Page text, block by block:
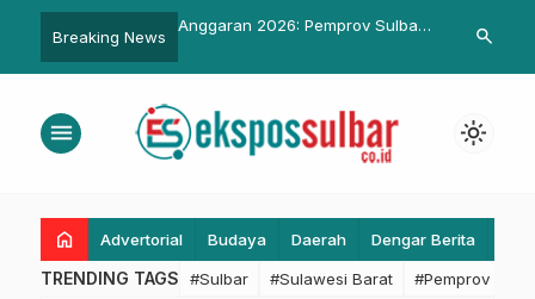
Breaking News
Pembangunan
Masyarakat Miskin
Tokoh Peduli Pelayanan Publik
Ombudsman
Kapolda
dan Gowa
search
menu light_mode
home Advertorial Budaya Daerah Dengar Berita
TRENDING TAGS #Sulbar #Sulawesi Barat #Pemprov